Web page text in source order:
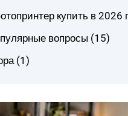
купить в 2026
вопросы (15)
(1)